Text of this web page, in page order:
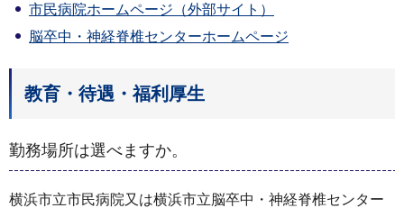
市民病院ホームページ（外部サイト）
脳卒中・神経脊椎センターホームページ
教育・待遇・福利厚生
勤務場所は選べますか。
横浜市立市民病院又は横浜市立脳卒中・神経脊椎センター